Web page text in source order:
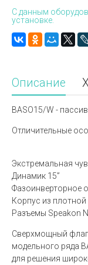
С данным
установке.
Описание
BASO15/W -
Отличительные
Экстремальная
Динамик 15”
Фазоинверторное
Корпус из
Разъемы Speakon
Сверхмощный
модельного ряда
для решения